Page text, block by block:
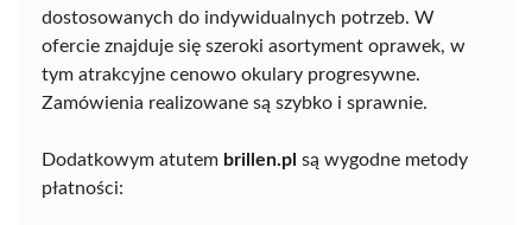
dostosowanych do indywidualnych potrzeb. W
ofercie znajduje się szeroki asortyment oprawek, w
tym atrakcyjne cenowo okulary progresywne.
Zamówienia realizowane są szybko i sprawnie.
Dodatkowym atutem brillen.pl są wygodne metody
płatności: